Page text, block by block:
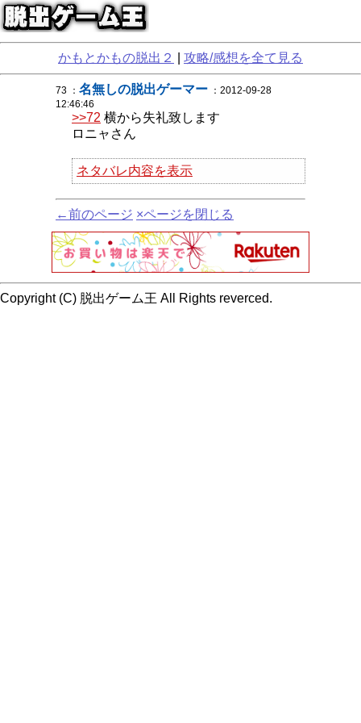
かもとかもの脱出２ 攻略/感想を全て見る
73 ： 名無しの脱出ゲーマー ：2012-09-28
12:46:46
>>72 横から失礼致します
ロニャさん
ネタバレ内容を表示
←前のページ ×ページを閉じる
Copyright (C) 脱出ゲーム王 All Rights reverced.